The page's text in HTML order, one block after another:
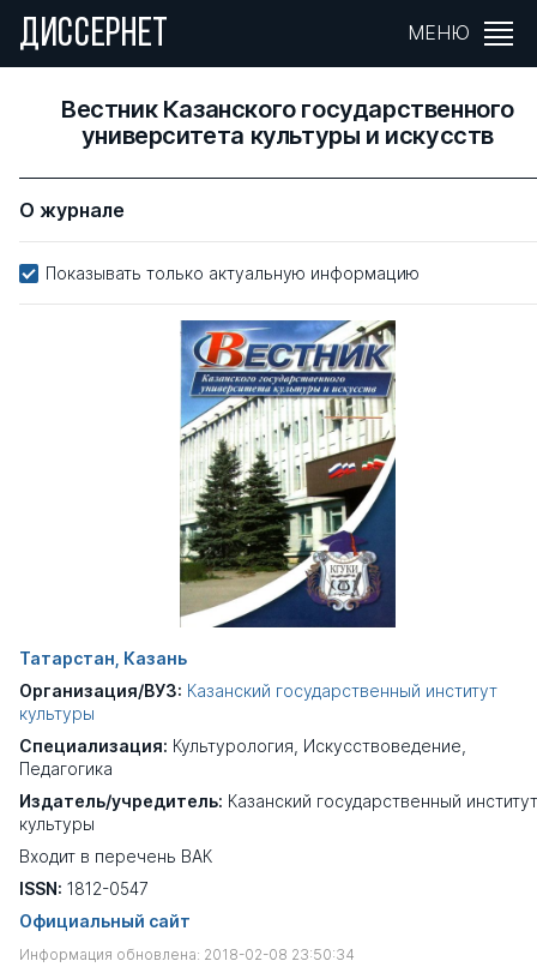
ДИССЕРНЕТ МЕНЮ
Вестник Казанского государственного
университета культуры и искусств
О журнале
Показывать только актуальную информацию
Татарстан, Казань
Организация/ВУЗ: Казанский государственный институт
культуры
Специализация: Культурология Искусствоведение
Педагогика
Издатель/учредитель: Казанский государственный институт
культуры
Входит в перечень ВАК
ISSN: 1812-0547
Официальный сайт
Информация обновлена: 2018-02-08 23:50:34